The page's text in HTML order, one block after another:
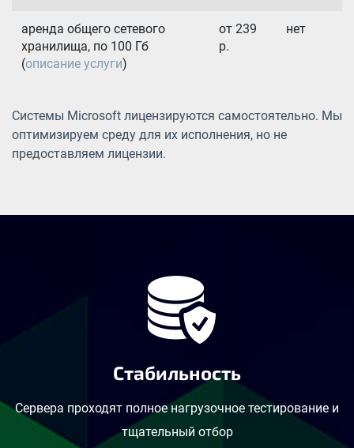
аренда общего сетевого
хранилища, по 100 Гб
(описание услуги)
от 239
р.
нет
Системы Microsoft лицензируются самостоятельно. Мы
оптимизируем среду для их исполнения, но не
предоставляем лицензии.
Стабильность
Сервера проходят полное нагрузочное тестирование и
тщательный отбор